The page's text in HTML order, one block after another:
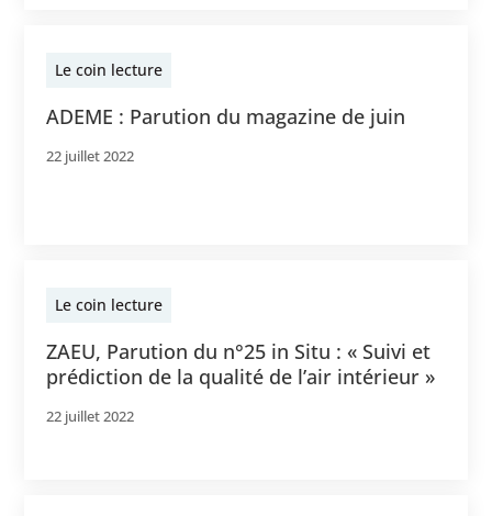
Le coin lecture
ADEME : Parution du magazine de juin
22 juillet 2022
Le coin lecture
ZAEU, Parution du n°25 in Situ : « Suivi et
prédiction de la qualité de l’air intérieur »
22 juillet 2022